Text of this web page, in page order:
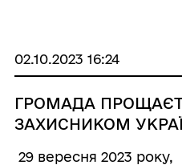
...
02.10.2023 16:24
ГРОМАДА
ЗАХИСНИКОМ
29 вересня 2023 року,